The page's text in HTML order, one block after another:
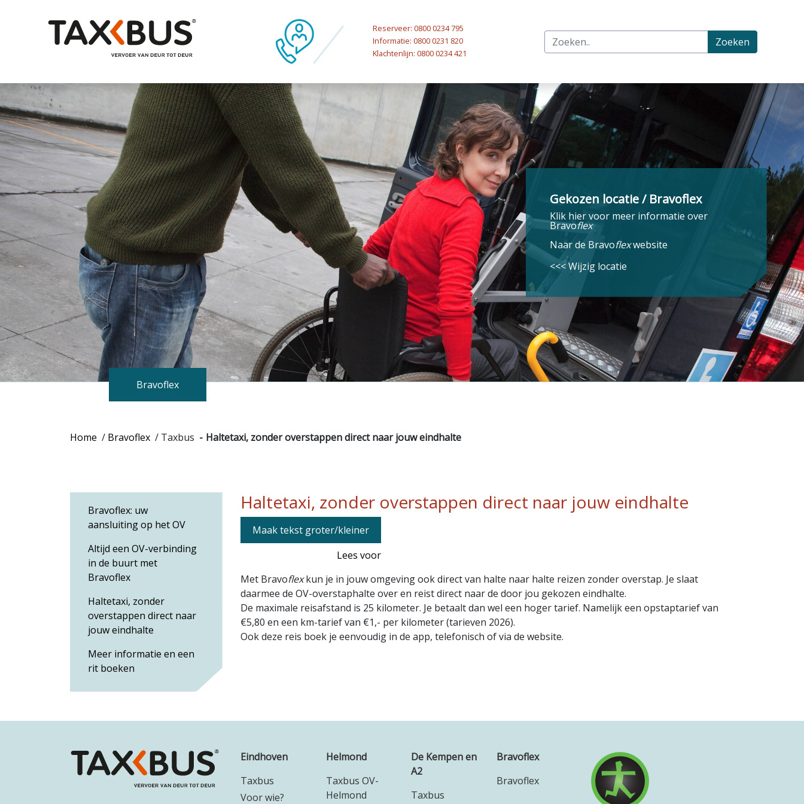
Naar hoofdinhoud
Reserveer: 0800 0234 795
Informatie: 0800 0231 820
Klachtenlijn: 0800 0234 421
Zoeken
Gekozen locatie / Bravoflex
Klik hier voor meer informatie over
Bravoflex
Naar de Bravoflexwebsite
<<< Wijzig locatie
Bravoflex
Home / Bravoflex / Taxbus Haltetaxi, zonder overstappen direct naar jouw eindhalte
Bravoflex: uw
aansluiting op het OV
Altijd een OV-verbinding
in de buurt met
Bravoflex
Haltetaxi, zonder
overstappen direct naar
jouw eindhalte
Meer informatie en een
rit boeken
Haltetaxi, zonder overstappen direct naar jouw eindhalte
Maak tekst groter/kleiner
Lees voor
Met Bravoflexkun je in jouw omgeving ook direct van halte naar halte reizen zonder overstap. Je slaat
daarmee de OV-overstaphalte over en reist direct naar de door jou gekozen eindhalte.
De maximale reisafstand is 25 kilometer. Je betaalt dan wel een hoger tarief. Namelijk een opstaptarief van
€5,80 en een km-tarief van €1,- per kilometer (tarieven 2026).
Ook deze reis boek je eenvoudig in de app, telefonisch of via de website.
Eindhoven
Taxbus
Voor wie?
Helmond
Taxbus OV-
Helmond
De Kempen en
A2
Taxbus
Bravoflex
Bravoflex